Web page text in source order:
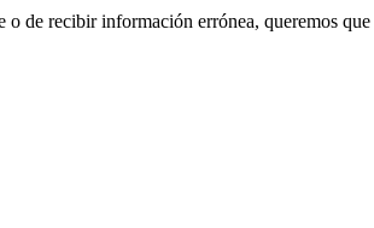
de recibir información errónea, queremos